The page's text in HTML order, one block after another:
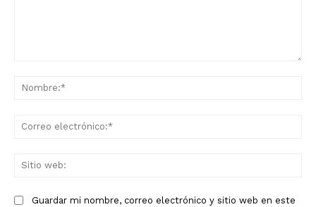
Guardar mi nombre, correo electrónico y sitio web en este